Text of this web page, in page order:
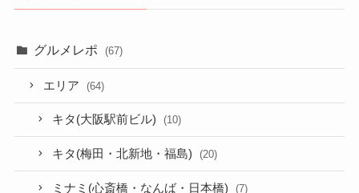
グルメレポ (67)
エリア (64)
キタ(大阪駅前ビル) (10)
キタ(梅田・北新地・福島) (20)
ミナミ(心斎橋・なんば・日本橋) (7)